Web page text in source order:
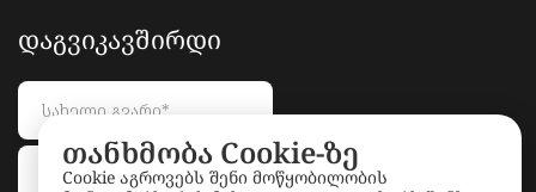
ᲓᲐᲒᲕᲘᲙᲐᲕᲨᲘᲠᲓᲘ
თანხმობა Cookie-ზე
Cookie აგროვებს შენი მოწყობილობის